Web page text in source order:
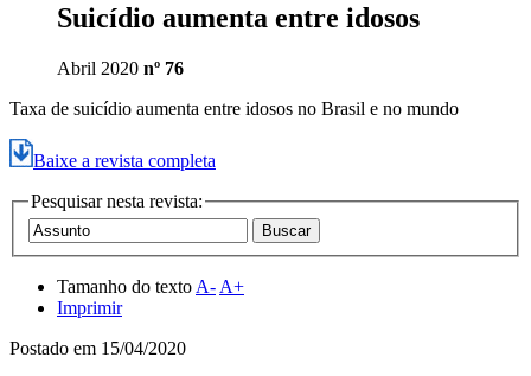
Suicídio aumenta entre idosos
Abril 2020 nº 76
Taxa de suicídio aumenta entre idosos no Brasil e no mundo
Baixe a revista completa
Pesquisar nesta revista:
Tamanho do texto A- A+
Imprimir
Postado em 15/04/2020